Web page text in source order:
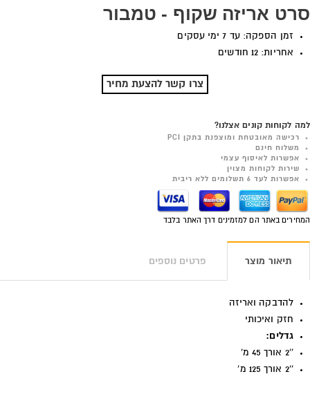
סרט אריזה שקוף - טמבור
זמן הספקה: עד 7 ימי עסקים
אחריות: 12 חודשים
צרו קשר להצעת מחיר
למה לקוחות קונים אצלנו?
רכישה מאובטחת ומוצפנת בתקן PCI
משלוח חינם
אפשרות לאיסוף עצמי
שירות לקוחות מצוין
אפשרות לעד 6 תשלומים ללא ריבית
המחירים באתר הם למזמינים דרך האתר בלבד
תיאור מוצר פרטים נוספים
להדבקה ואריזה
חזק ואיכותי
גדלים:
''2 אורך 45 מ'
''2 אורך 125 מ'